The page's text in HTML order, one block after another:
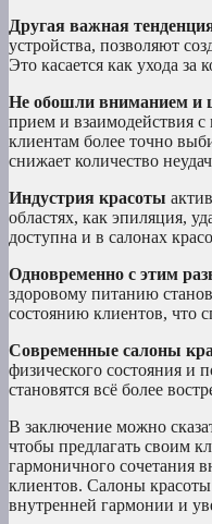
Другая важная
устройства, позволяют
Это касается как ухода
Не обошли вниманием и
прием и взаимодействия
клиентам более точно
снижает количество
Индустрия красоты
областях, как эпиляция,
доступна и в салонах
Одновременно с этим
здоровому питанию
состоянию клиентов, что
Современные салоны
физического состояния и
становятся всё более
В заключение можно
чтобы предлагать своим
гармоничного сочетания
клиентов. Салоны
внутренней гармонии и